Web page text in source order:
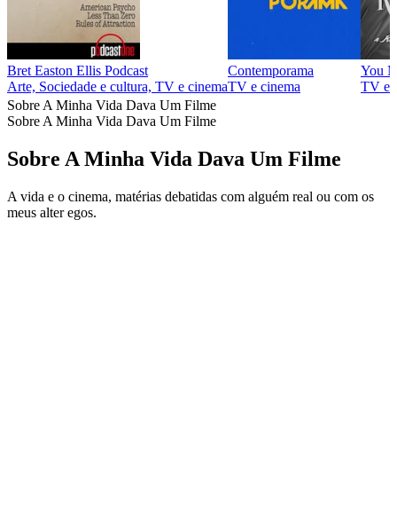
Bret Easton Ellis Podcast
Arte, Sociedade e cultura, TV e cinema
Contemporama
TV e cinema
You
TV e
Sobre A Minha Vida Dava Um Filme
Sobre A Minha Vida Dava Um Filme
Sobre A Minha Vida Dava Um Filme
A vida e o cinema, matérias debatidas com alguém real ou com os
meus alter egos.